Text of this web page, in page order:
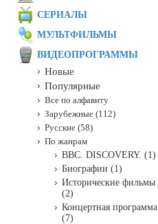
СЕРИАЛЫ
МУЛЬТФИЛЬМЫ
ВИДЕОПРОГРАММЫ
Новые
Популярные
Все по алфавиту
Зарубежные (112)
Русские (58)
По жанрам
BBC. DISCOVERY. (1)
Биографии (1)
Исторические фильмы
(2)
Концертная программа
(7)